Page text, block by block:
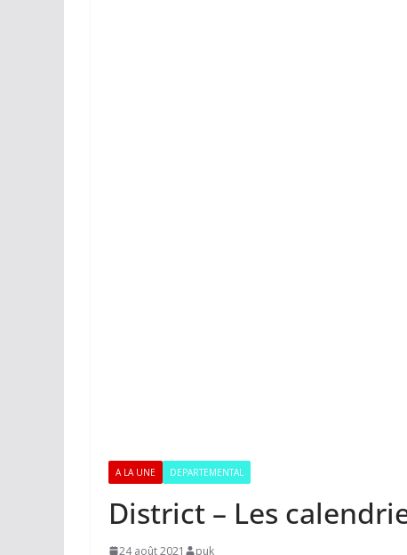
A LA UNE DEPARTEMENTAL
District – Les
24 août 2021 puk